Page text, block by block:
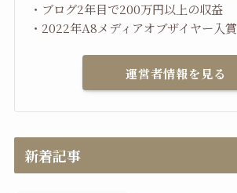
・ブログ2年目で200万円以上の収益
・2022年A8メディアオブザイヤー入賞
運営者情報を見る
新着記事